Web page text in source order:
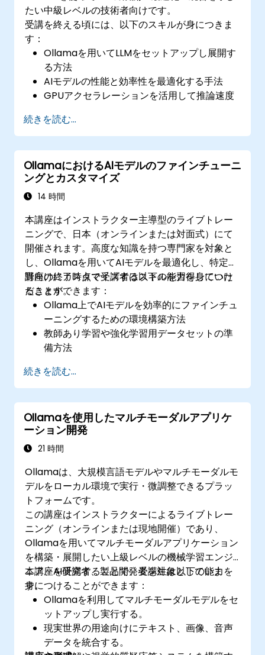
たい中級レベルの技術者向けです。
受講を終える頃には、以下のスキルが身につきま
す：
Ollamaを用いてLLMをセットアップし展開す
る方法
AIモデルの性能と効率性を最適化する手法
GPUアクセラレーションを活用して推論速度
Ollamaをワークフローやアプリケーションに
組み込む方法
時間の経過とともにAIモデルのパフォーマン
スを監視・維持する方法
続きを読む...
OllamaにおけるAIモデルのファインチューニ
ングとカスタマイズ
14 時間
本講座はインストラクター主導型のライブトレー
ニングで、日本（オンラインまたは対面式）にて
開催されます。高度な知識を持つ専門家を対象と
し、Ollamaを用いてAIモデルを最適化し、特定分
野向けにカスタマイズするスキルを習得していた
だきます。
講座の終了時点で受講者は以下の能力を身につけ
ることができます：
Ollama上でAIモデルを効率的にファインチュ
ーニングするための環境構築方法
教師あり学習や強化学習用データセットの準
備方法
手法
カスタマイズしたモデルを実際の運用環境へ
導入する手順
改善されたモデルの効果評価および信頼性確
認方法
続きを読む...
Ollamaを使用したマルチモーダルアプリケ
ーション開発
21 時間
Ollamaは、大規模言語モデルやマルチモーダルモ
デルをローカル環境で実行・微調整できるプラッ
トフォームです。
この講座はインストラクターによるライブトレー
ニング（オンラインまたは現地開催）であり、
Ollamaを用いてマルチモーダルアプリケーション
を構築・展開したい上級レベルの機械学習エンジ
ニア、AI研究者、製品開発者を対象としていま
す。
本講座を受講することで、受講生は以下の能力を
身につけることができます：
Ollamaを利用してマルチモーダルモデルをセ
ットアップし実行する。
現実世界の用途向けにテキスト、画像、音声
データを統合する。